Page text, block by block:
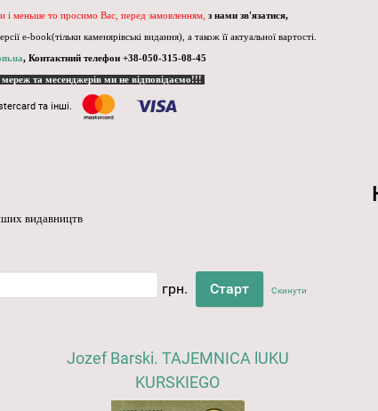
і меньше то просимо Вас, перед замовленням, з нами зв'язатися,
e-book(тільки каменярівські видання), а також її актуальної вартості.
, Контактний телефон +38-050-315-08-45
мереж та месенджерів ми не відповідаємо!!!
та інші.
видавництв
грн. Скинути
Jozef Barski. TAJEMNICA lUKU
KURSKIEGO